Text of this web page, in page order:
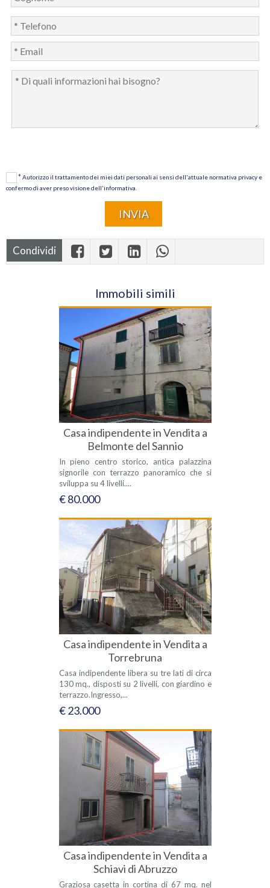
*Autorizzo il trattamento dei miei dati personali ai sensi dell'attuale normativa privacy e
confermo di aver preso visione dell'informativa.
Condividi
Immobili simili
Casa indipendente in Vendita a
Belmonte del Sannio
In pieno centro storico, antica palazzina
signorile con terrazzo panoramico che si
sviluppa su 4 livelli....
€ 80.000
Casa indipendente in Vendita a
Torrebruna
Casa indipendente libera su tre lati di circa
130 mq., disposti su 2 livelli, con giardino e
terrazzo.Ingresso,...
€ 23.000
Casa indipendente in Vendita a
Schiavi di Abruzzo
Graziosa casetta in cortina di 67 mq. nel